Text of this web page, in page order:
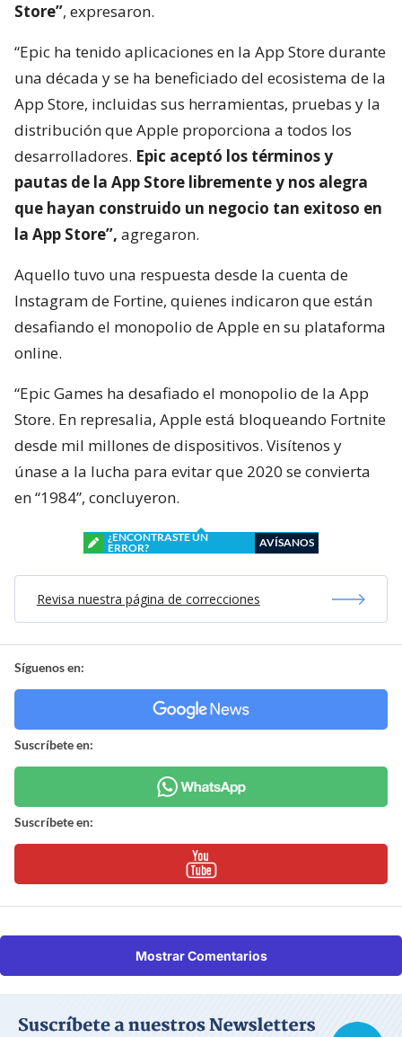
Store”, expresaron.
“Epic ha tenido aplicaciones en la App Store durante
una década y se ha beneficiado del ecosistema de la
App Store, incluidas sus herramientas, pruebas y la
distribución que Apple proporciona a todos los
desarrolladores. Epic aceptó los términos y
pautas de la App Store libremente y nos alegra
que hayan construido un negocio tan exitoso en
la App Store”, agregaron.
Aquello tuvo una respuesta desde la cuenta de
Instagram de Fortine, quienes indicaron que están
desafiando el monopolio de Apple en su plataforma
online.
“Epic Games ha desafiado el monopolio de la App
Store. En represalia, Apple está bloqueando Fortnite
desde mil millones de dispositivos. Visítenos y
únase a la lucha para evitar que 2020 se convierta
en “1984”, concluyeron.
¿ENCONTRASTE UN
ERROR?
AVÍSANOS
Revisa nuestra página de correcciones
Síguenos en:
Suscríbete en:
Suscríbete en:
Mostrar Comentarios